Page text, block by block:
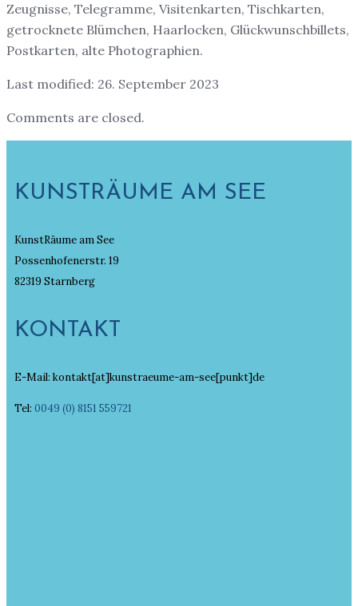
Zeugnisse, Telegramme, Visitenkarten, Tischkarten,
getrocknete Blümchen, Haarlocken, Glückwunschbillets,
Postkarten, alte Photographien.
Last modified: 26. September 2023
Comments are closed.
KUNSTRÄUME AM SEE
KunstRäume am See
Possenhofenerstr. 19
82319 Starnberg
KONTAKT
E-Mail: kontakt[at]kunstraeume-am-see[punkt]de
Tel: 0049 (0) 8151 559721